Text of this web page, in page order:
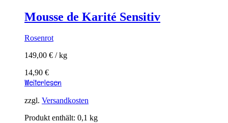
Mousse de Karité Sensitiv
Rosenrot
149,00 € /kg
14,90 €
Weiterlesen
zzgl. Versandkosten
Produkt enthält: 0,1 kg